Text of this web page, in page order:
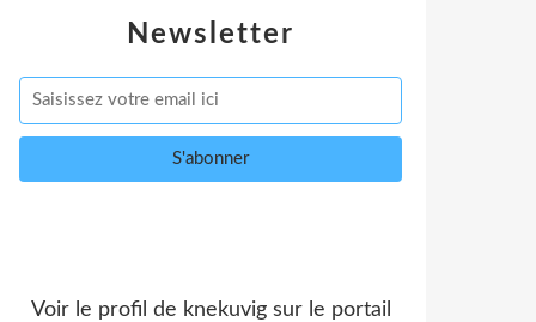
Newsletter
Voir le profil de knekuvigsur le portail